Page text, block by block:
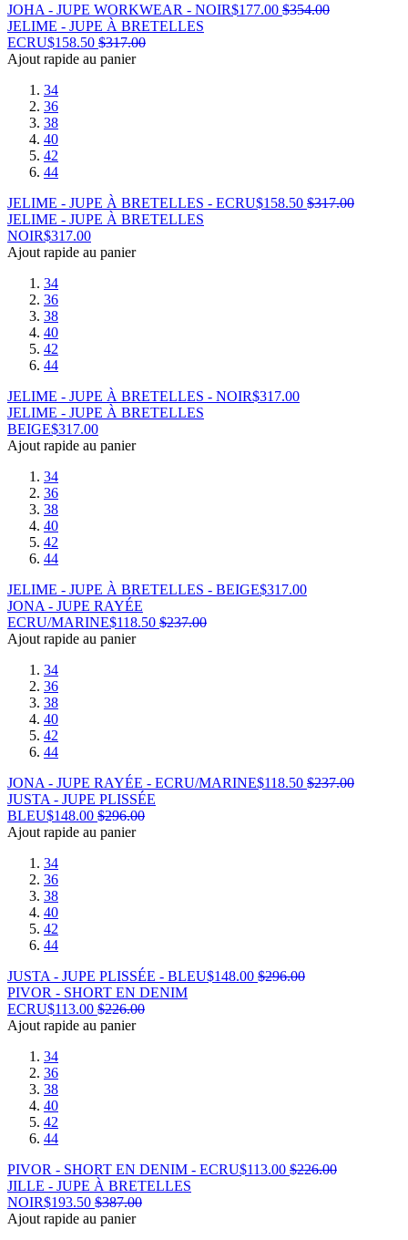
JOHA - JUPE WORKWEAR - NOIR$177.00 $354.00
JELIME - JUPE À BRETELLES
ECRU$158.50 $317.00
Ajout rapide au panier
34
36
38
40
42
44
JELIME - JUPE À BRETELLES - ECRU$158.50 $317.00
JELIME - JUPE À BRETELLES
NOIR$317.00
Ajout rapide au panier
34
36
38
40
42
44
JELIME - JUPE À BRETELLES - NOIR$317.00
JELIME - JUPE À BRETELLES
BEIGE$317.00
Ajout rapide au panier
34
36
38
40
42
44
JELIME - JUPE À BRETELLES - BEIGE$317.00
JONA - JUPE RAYÉE
ECRU/MARINE$118.50 $237.00
Ajout rapide au panier
34
36
38
40
42
44
JONA - JUPE RAYÉE - ECRU/MARINE$118.50 $237.00
JUSTA - JUPE PLISSÉE
BLEU$148.00 $296.00
Ajout rapide au panier
34
36
38
40
42
44
JUSTA - JUPE PLISSÉE - BLEU$148.00 $296.00
PIVOR - SHORT EN DENIM
ECRU$113.00 $226.00
Ajout rapide au panier
34
36
38
40
42
44
PIVOR - SHORT EN DENIM - ECRU$113.00 $226.00
JILLE - JUPE À BRETELLES
NOIR$193.50 $387.00
Ajout rapide au panier